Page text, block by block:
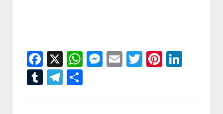
Facebook
X WhatsApp
Messenger
EmailTwitter
TumblrTelegram